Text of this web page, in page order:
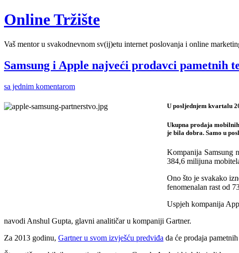
Online Tržište
Vaš mentor u svakodnevnom sv(ij)etu internet poslovanja i online
Samsung i Apple najveći prodavci pametnih
sa jednim komentarom
U posljednjem kvartalu
Ukupna prodaja
je bila dobra. Samo u
Kompanija Samsung
384,6 milijuna
Ono što je svakako
fenomenalan rast od
Uspjeh kompanija
navodi Anshul Gupta, glavni analitičar u kompaniji Gartner.
Za 2013 godinu, Gartner u svom izvješću predviđa da će prodaja